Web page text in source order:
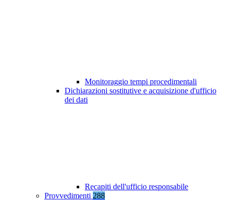
Monitoraggio tempi procedimentali
Dichiarazioni sostitutive e acquisizione d'ufficio
dei dati
Recapiti dell'ufficio responsabile
Provvedimenti 288